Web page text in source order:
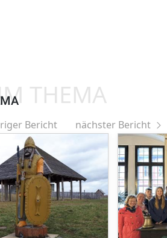
THEMA
Bericht nächster Bericht